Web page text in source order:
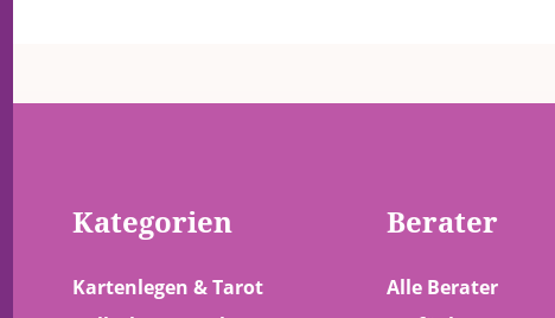
Kategorien
Kartenlegen & Tarot
Berater
Alle Berater